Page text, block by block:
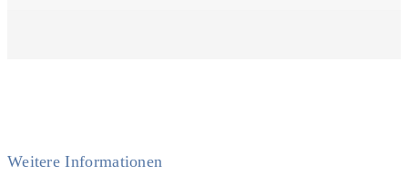
Weitere Informationen